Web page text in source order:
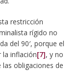
restricción
rígido no
del 90′, porque el
la inflación[7], y no
obligaciones de